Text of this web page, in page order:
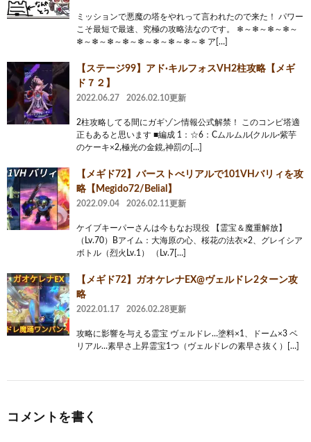
ミッションで悪魔の塔をやれって言われたので来た！ パワー
こそ最短で最速、究極の攻略法なのです。 ❄～❄～❄～❄～
❄～❄～❄～❄～❄～❄～❄～❄～❄ ア[…]
【ステージ99】アド·キルフォスVH2柱攻略【メギ
ド７２】
2022.06.27 2026.02.10更新
2柱攻略してる間にガギゾン情報公式解禁！ このコンビ塔適
正もあると思います ■編成 1：☆6：Cムルムル(クルル·紫芋
のケーキ×2,極光の金鏡,神罰の[…]
【メギド72】バーストべリアルで101VHバリィを攻
略【Megido72/Belial】
2022.09.04 2026.02.11更新
ケイブキーパーさんは今もなお現役 【霊宝＆魔重解放】
（Lv.70）Bアイム：大海原の心、桜花の法衣×2、グレイシア
ボトル（烈火Lv.1） （Lv.7[…]
【メギド72】ガオケレナEX@ヴェルドレ2ターン攻
略
2022.01.17 2026.02.28更新
攻略に影響を与える霊宝 ヴェルドレ…塗料×1、ドーム×3 ベ
リアル…素早さ上昇霊宝1つ（ヴェルドレの素早さ抜く）[…]
コメントを書く